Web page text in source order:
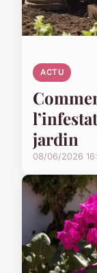
ACTU
jardin
08/06/2026